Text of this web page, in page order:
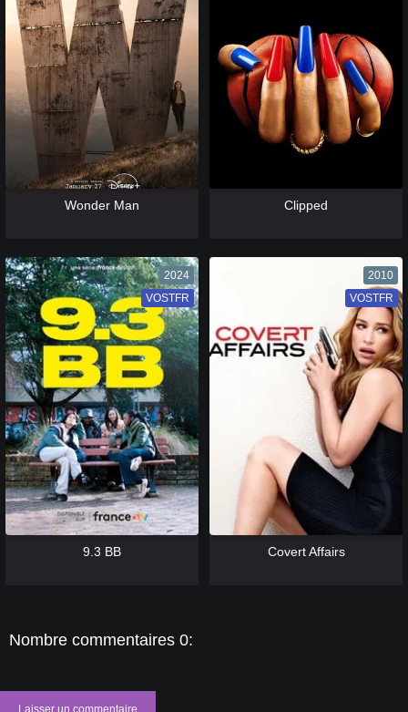
Wonder Man Clipped
2024
VF
VOSTFR
9.3 BB
2010
VF
VOSTFR
Covert Affairs
Nombre commentaires 0:
Laisser un commentaire